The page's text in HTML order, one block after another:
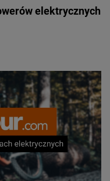
elektrycznych